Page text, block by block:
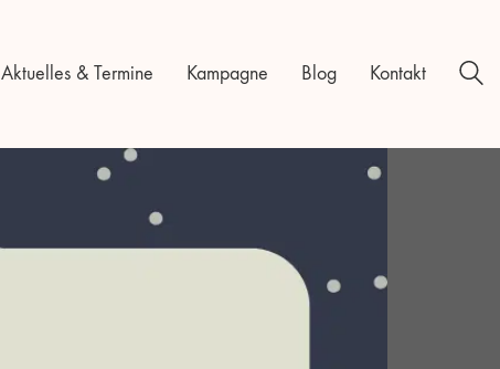
Aktuelles & Termine Kampagne Blog Kontakt